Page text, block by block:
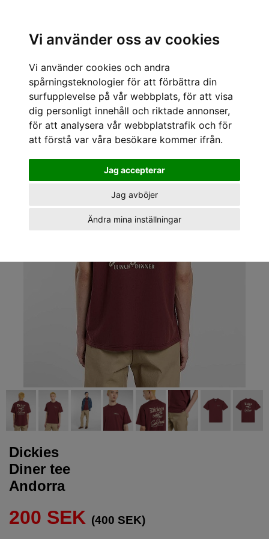
Vi använder oss av cookies
Vi använder cookies och andra
spårningsteknologier för att förbättra din
surfupplevelse på vår webbplats, för att visa
dig personligt innehåll och riktade annonser,
för att analysera vår webbplatstrafik och för
att förstå var våra besökare kommer ifrån.
Jag accepterar
Jag avböjer
Ändra mina inställningar
« Tillbaka /Kläder för killar/T-shirts /Dickies /Dickies T-shirts Diner tee
Dickies
Diner tee
Andorra
200 SEK (400 SEK)